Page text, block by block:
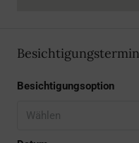
Besichtigungstermin
Besichtigungsoption
Wählen